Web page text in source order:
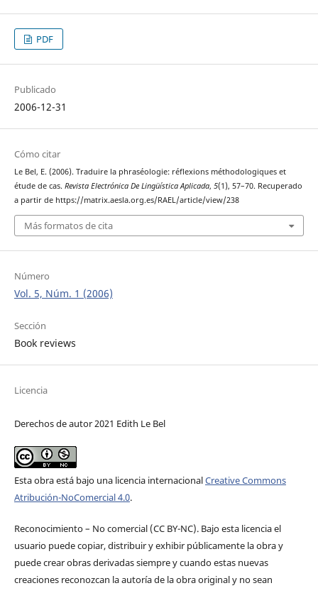
PDF
Publicado
2006-12-31
Cómo citar
Le Bel, E. (2006). Traduire la phraséologie: réflexions méthodologiques et
étude de cas. Revista Electrónica De Lingüística Aplicada, 5(1), 57–70. Recuperado
a partir de https://matrix.aesla.org.es/RAEL/article/view/238
Más formatos de cita
Número
Vol. 5, Núm. 1 (2006)
Sección
Book reviews
Licencia
Derechos de autor 2021 Edith Le Bel
Esta obra está bajo una licencia internacionalCreative Commons
Atribución-NoComercial 4.0.
Reconocimiento – No comercial (CC BY-­NC). Bajo esta licencia el
usuario puede copiar, distribuir y exhibir públicamente la obra y
puede crear obras derivadas siempre y cuando estas nuevas
creaciones reconozcan la autoría de la obra original y no sean